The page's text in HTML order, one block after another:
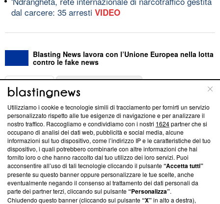
dal carcere: 35 arresti VIDEO
Blasting News lavora con l’Unione Europea nella lotta
contro le fake news
ABOUT
Questa sezione offre informazioni trasparenti su Blasting
News, sui nostri processi editoriali e su come ci impegniamo a
creare news di qualità. Inoltre, afferma la nostra aderenza a
‘Trust Project - News with Integrity’Blasting News non è
ancora membro del programma, ma ha richiesto di farne
parte; Trust Project non ha ancora effettuato una verifica di
conformità agli standard.
Su di noi
Utilizziamo i cookie e tecnologie simili di tracciamento per fornirti un servizio
personalizzato rispetto alle tue esigenze di navigazione e per analizzare il
nostro traffico. Raccogliamo e condividiamo con i nostri 1624partner che si
occupano di analisi dei dati web, pubblicità e social media, alcune
informazioni sul tuo dispositivo, come l’indirizzo IP e le caratteristiche del tuo
dispositivo, i quali potrebbero combinarle con altre informazioni che hai
fornito loro o che hanno raccolto dal tuo utilizzo dei loro servizi. Puoi
acconsentire all’uso di tali tecnologie cliccando il pulsante“Accetta tutti”
presente su questo banner oppure personalizzare le tue scelte, anche
eventualmente negando il consenso al trattamento dei dati personali da
parte dei partner terzi, cliccando sul pulsante“Personalizza”.
Chiudendo questo banner (cliccando sul pulsante“X”in alto a destra),